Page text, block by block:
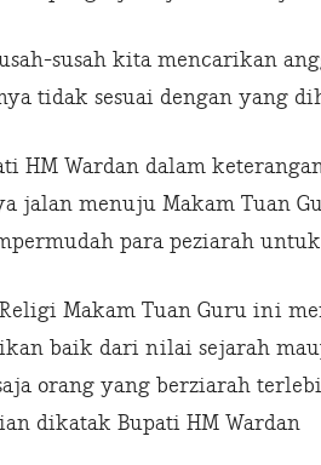
susah kita mencarikan
tidak sesuai dengan yang
HM Wardan dalam
jalan menuju Makam Tuan
para peziarah
Makam Tuan Guru ini
baik dari nilai sejarah
orang yang berziarah
dikatak Bupati HM Wardan